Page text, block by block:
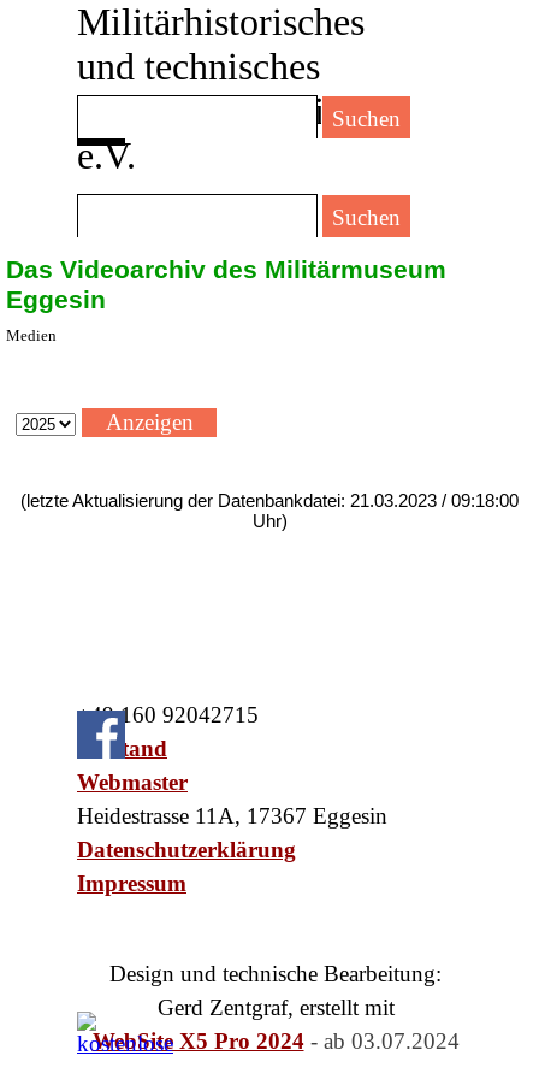
Direkt zum Seiteninhalt
Suchen
Militärhistorisches
und technisches
Museum Eggesin
e.V.
Suchen
Das Videoarchiv des Militärmuseum
Eggesin
Medien
(letzte Aktualisierung der Datenbankdatei: 21.03.2023 / 09:18:00
Uhr)
Design und technische Bearbeitung:
Gerd Zentgraf, erstellt mit
WebSite X5 Pro 2024- ab 03.07.2024
+49160 92042715
Vorstand
Webmaster
Heidestrasse 11A, 17367 Eggesin
Datenschutzerklärung
Impressum